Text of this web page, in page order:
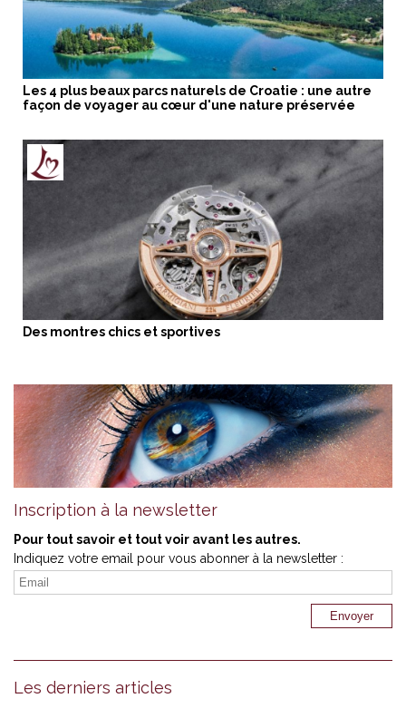
Les 4 plus beaux parcs naturels de Croatie : une autre
façon de voyager au cœur d'une nature préservée
Des montres chics et sportives
Inscription à la newsletter
Pour tout savoir et tout voir avant les autres.
Indiquez votre email pour vous abonner à la newsletter :
Les derniers articles